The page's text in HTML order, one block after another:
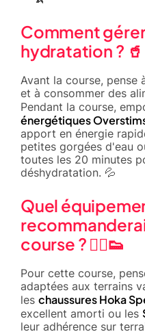
Comment
hydratation ?
Avant la course, pense
et à consommer des
Pendant la course,
énergétiques
apport en énergie
petites gorgées d'eau
toutes les 20 minutes
déshydratation. 💦
Quel
course ? 🏃‍♀️👟
Pour cette course,
adaptées aux terrains
les chaussures Hoka
excellent amorti ou les
leur adhérence sur